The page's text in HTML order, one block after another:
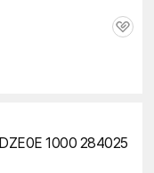
관
DZE0E 1000 284025